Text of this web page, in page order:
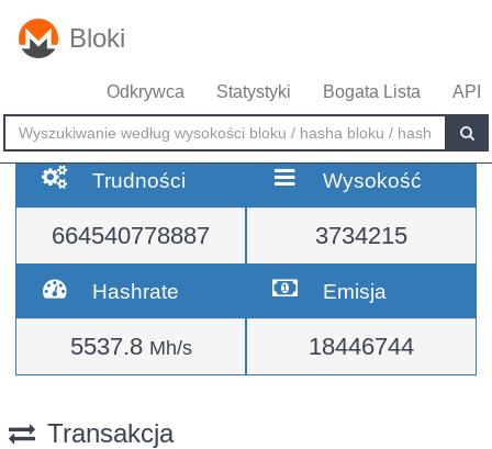
Bloki
Odkrywca Statystyki Bogata Lista API
Trudności
664540778887
Wysokość
3734215
Hashrate
5537.8 Mh/s
Emisja
18446744
Transakcja